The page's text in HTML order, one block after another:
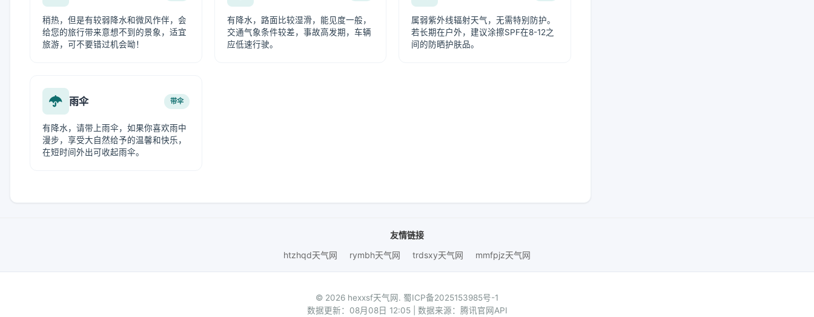
稍热，但是有较弱降水和微风作伴，会
给您的旅行带来意想不到的景象，适宜
旅游，可不要错过机会呦！
有降水，路面比较湿滑，能见度一般，
交通气象条件较差，事故高发期，车辆
应低速行驶。
属弱紫外线辐射天气，无需特别防护。
若长期在户外，建议涂擦SPF在8-12之
间的防晒护肤品。
雨伞 带伞
有降水，请带上雨伞，如果你喜欢雨中
漫步，享受大自然给予的温馨和快乐，
在短时间外出可收起雨伞。
友情链接
htzhqd天气网
rymbh天气网 trdsxy天气网 mmfpjz天气网
© 2026 hexxsf天气网. 蜀ICP备2025153985号-1
数据更新：08月08日 12:05 | 数据来源：腾讯官网API